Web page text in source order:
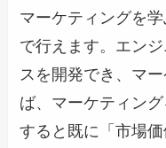
マーケティングを
で行えます。エン
スを開発でき、マ
ば、マーケティン
すると既に「市場